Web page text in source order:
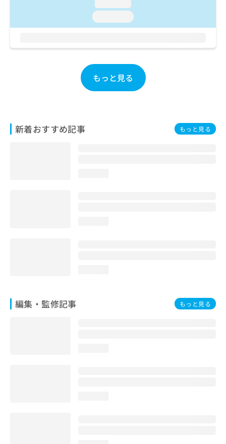
もっと見る
新着おすすめ記事 もっと見る
編集・監修記事 もっと見る
い
わ